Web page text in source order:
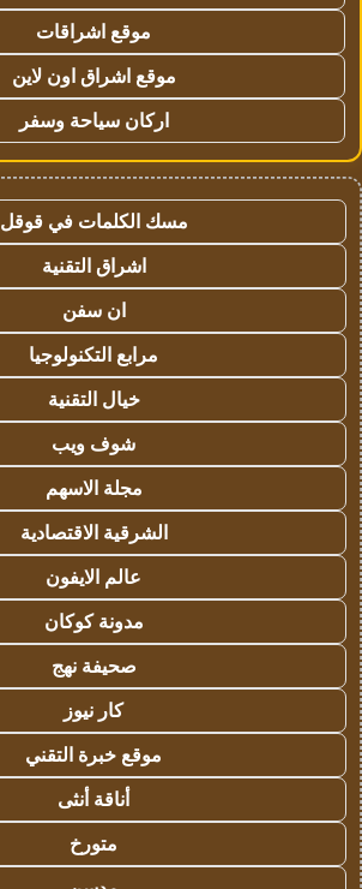
موقع اشراقات
موقع اشراق اون لاين
اركان سياحة وسفر
مسك الكلمات في قوقل
اشراق التقنية
ان سفن
مرابع التكنولوجيا
خيال التقنية
شوف ويب
مجلة الاسهم
الشرقية الاقتصادية
عالم الايفون
مدونة كوكان
صحيفة نهج
كار نيوز
موقع خبرة التقني
أناقة أنثى
متورخ